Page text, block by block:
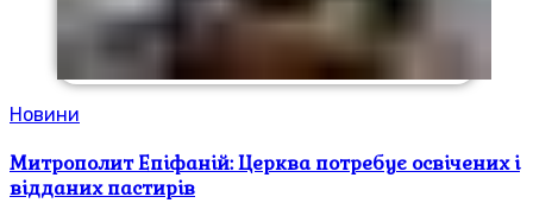
Новини
Митрополит Епіфаній: Церква потребує освічених і
відданих пастирів